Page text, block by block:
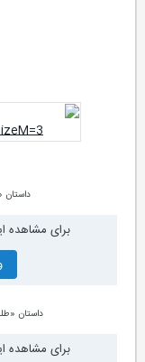
داستان
برای مشاهده
داستان
برای مشاهده